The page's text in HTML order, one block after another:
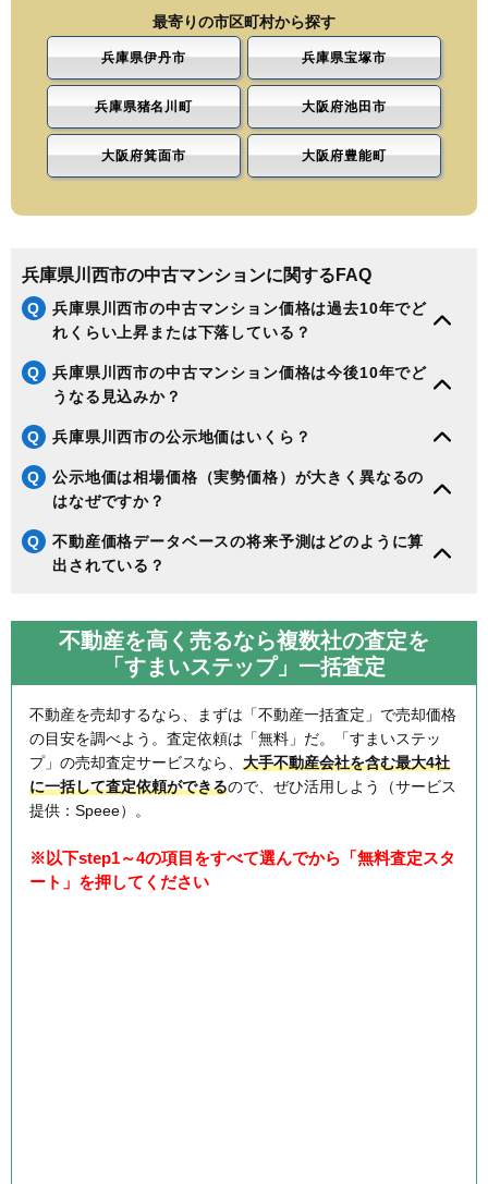
最寄りの市区町村から探す
兵庫県伊丹市 兵庫県宝塚市
兵庫県猪名川町 大阪府池田市
大阪府箕面市 大阪府豊能町
兵庫県川西市の中古マンションに関するFAQ
Q
兵庫県川西市の中古マンション価格は過去10年でど
れくらい上昇または下落している？
Q
兵庫県川西市の中古マンション価格は今後10年でど
うなる見込みか？
Q 兵庫県川西市の公示地価はいくら？
Q
公示地価は相場価格（実勢価格）が大きく異なるの
はなぜですか？
Q
不動産価格データベースの将来予測はどのように算
出されている？
不動産を高く売るなら複数社の査定を
「すまいステップ」一括査定
不動産を売却するなら、まずは「不動産一括査定」で売却価格
の目安を調べよう。査定依頼は「無料」だ。「すまいステッ
プ」の売却査定サービスなら、 大手不動産会社を含む最大4社
に一括して査定依頼ができるので、ぜひ活用しよう（サービス
提供：Speee）。
※以下step1～4の項目をすべて選んでから「無料査定スタ
ート」を押してください